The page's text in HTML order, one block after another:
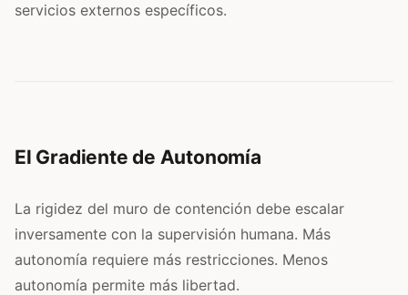
servicios externos específicos.
El Gradiente de Autonomía
La rigidez del muro de contención debe escalar
inversamente con la supervisión humana. Más
autonomía requiere más restricciones. Menos
autonomía permite más libertad.